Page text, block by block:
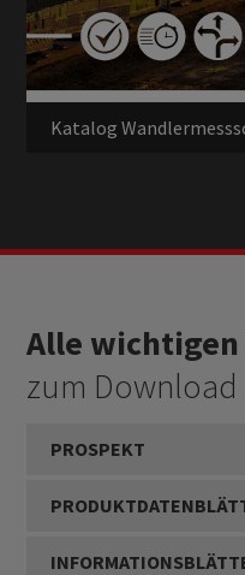
Katalog
Alle
zum Download
PROSPEKT